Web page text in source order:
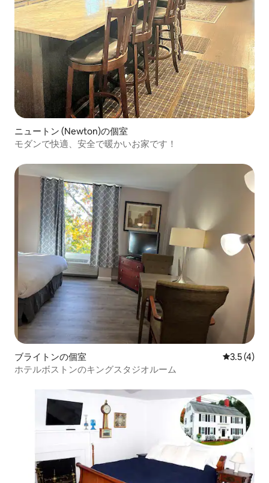
ニュートン (Newton)の個室
モダンで快適、安全で暖かいお家です！
ブライトンの個室 レビュー4
3.5 (4)
ホテルボストンのキングスタジオルーム